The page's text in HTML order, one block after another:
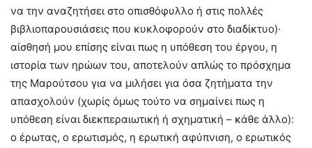
να την αναζητήσει στο οπισθόφυλλο ή στις πολλές
βιβλιοπαρουσιάσεις που κυκλοφορούν στο διαδίκτυο)·
αίσθησή μου επίσης είναι πως η υπόθεση του έργου, η
ιστορία των ηρώων του, αποτελούν απλώς το πρόσχημα
της Μαρούτσου για να μιλήσει για όσα ζητήματα την
απασχολούν (χωρίς όμως τούτο να σημαίνει πως η
υπόθεση είναι διεκπεραιωτική ή σχηματική – κάθε άλλο):
ο έρωτας, ο ερωτισμός, η ερωτική αφύπνιση, ο ερωτικός